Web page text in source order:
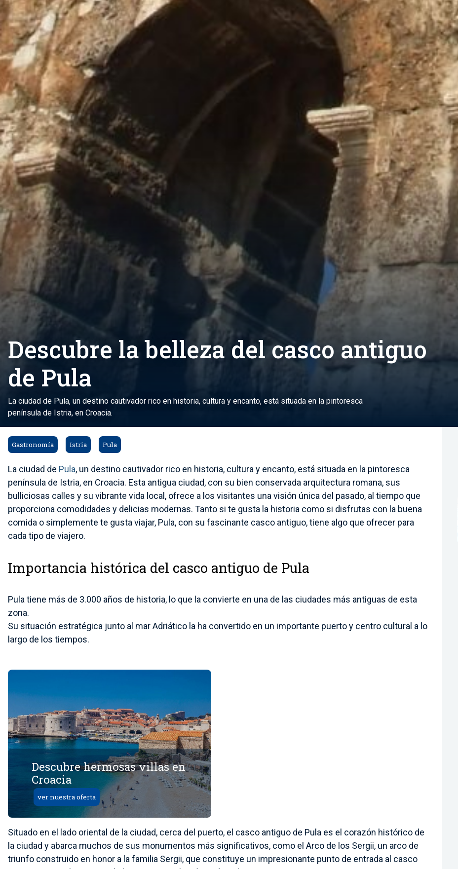
Descubre la belleza del casco antiguo
de Pula
La ciudad de Pula, un destino cautivador rico en historia, cultura y encanto, está situada en la pintoresca
península de Istria, en Croacia.
Gastronomía Istria Pula
La ciudad de Pula, un destino cautivador rico en historia, cultura y encanto, está situada en la pintoresca
península de Istria, en Croacia. Esta antigua ciudad, con su bien conservada arquitectura romana, sus
bulliciosas calles y su vibrante vida local, ofrece a los visitantes una visión única del pasado, al tiempo que
proporciona comodidades y delicias modernas. Tanto si te gusta la historia como si disfrutas con la buena
comida o simplemente te gusta viajar, Pula, con su fascinante casco antiguo, tiene algo que ofrecer para
cada tipo de viajero.
Importancia histórica del casco antiguo de Pula
Pula tiene más de 3.000 años de historia, lo que la convierte en una de las ciudades más antiguas de esta
zona.
Su situación estratégica junto al mar Adriático la ha convertido en un importante puerto y centro cultural a lo
largo de los tiempos.
Descubre hermosas villas en
Croacia
ver nuestra oferta
Situado en el lado oriental de la ciudad, cerca del puerto, el casco antiguo de Pula es el corazón histórico de
la ciudad y abarca muchos de sus monumentos más significativos, como el Arco de los Sergii, un arco de
triunfo construido en honor a la familia Sergii, que constituye un impresionante punto de entrada al casco